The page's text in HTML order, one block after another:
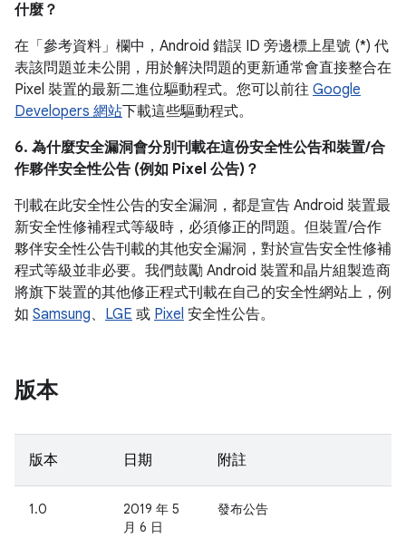
什麼？
在「參考資料」 欄中，Android 錯誤 ID 旁邊標上星號 (*) 代
表該問題並未公開，用於解決問題的更新通常會直接整合在
Pixel 裝置的最新二進位驅動程式。您可以前往 Google
Developers 網站下載這些驅動程式。
6. 為什麼安全漏洞會分別刊載在這份安全性公告和裝置/合
作夥伴安全性公告 (例如 Pixel 公告)？
刊載在此安全性公告的安全漏洞，都是宣告 Android 裝置最
新安全性修補程式等級時，必須修正的問題。但裝置/合作
夥伴安全性公告刊載的其他安全漏洞，對於宣告安全性修補
程式等級並非必要。我們鼓勵 Android 裝置和晶片組製造商
將旗下裝置的其他修正程式刊載在自己的安全性網站上，例
如 Samsung、 LGE 或 Pixel 安全性公告。
版本
版本 日期 附註
1.0
2019 年 5
月 6 日
發布公告